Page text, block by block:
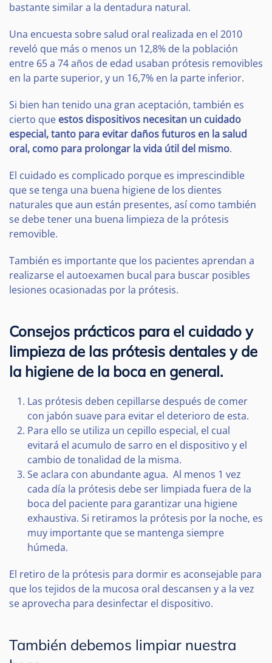
bastante similar a la dentadura natural.
Una encuesta sobre salud oral realizada en el 2010
reveló que más o menos un 12,8% de la población
entre 65 a 74 años de edad usaban prótesis removibles
en la parte superior, y un 16,7% en la parte inferior.
Si bien han tenido una gran aceptación, también es
cierto que estos dispositivos necesitan un cuidado
especial, tanto para evitar daños futuros en la salud
oral, como para prolongar la vida útil del mismo.
El cuidado es complicado porque es imprescindible
que se tenga una buena higiene de los dientes
naturales que aun están presentes, así como también
se debe tener una buena limpieza de la prótesis
removible.
También es importante que los pacientes aprendan a
realizarse el autoexamen bucal para buscar posibles
lesiones ocasionadas por la prótesis.
Consejos prácticos para el cuidado y
limpieza de las prótesis dentales y de
la higiene de la boca en general.
Las prótesis deben cepillarse después de comer
con jabón suave para evitar el deterioro de esta.
Para ello se utiliza un cepillo especial, el cual
evitará el acumulo de sarro en el dispositivo y el
cambio de tonalidad de la misma.
Se aclara con abundante agua. Al menos 1 vez
cada día la prótesis debe ser limpiada fuera de la
boca del paciente para garantizar una higiene
exhaustiva. Si retiramos la prótesis por la noche, es
muy importante que se mantenga siempre
húmeda.
El retiro de la prótesis para dormir es aconsejable para
que los tejidos de la mucosa oral descansen y a la vez
se aprovecha para desinfectar el dispositivo.
También debemos limpiar nuestra